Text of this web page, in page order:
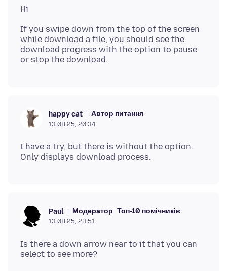
If you swipe down from the top of the screen
while download a file, you should see the
download progress with the option to pause
happy cat Автор питання
13.08.25, 20:34
I have a try, but there is without the option.
Paul Модератор Топ-10 помічників
13.08.25, 23:51
Is there a down arrow near to it that you can